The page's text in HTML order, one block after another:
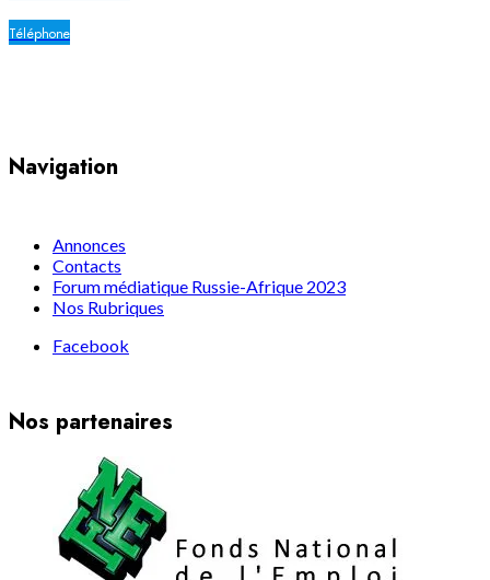
Téléphone
Navigation
Annonces
Contacts
Forum médiatique Russie-Afrique 2023
Nos Rubriques
Facebook
Nos partenaires